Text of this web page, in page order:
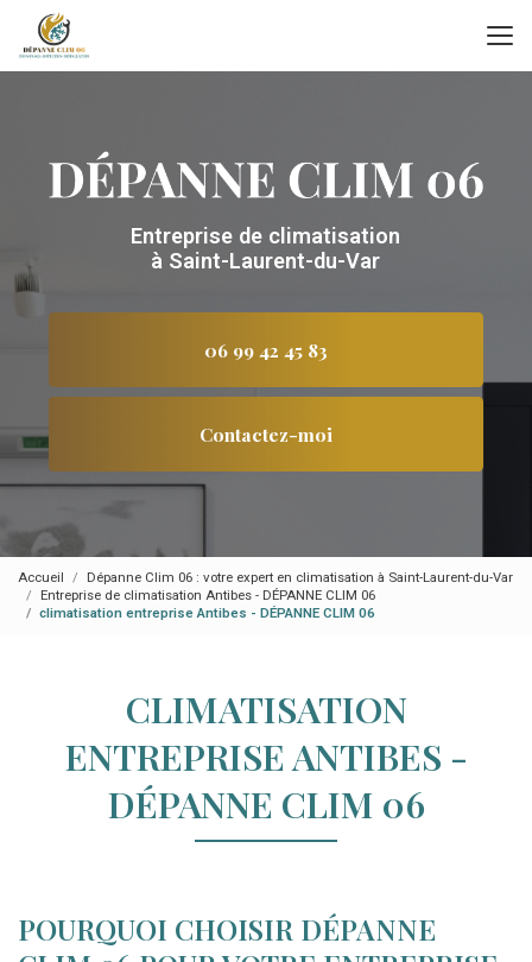
contenu
Entreprise de climatisation
à Saint-Laurent-du-Var
06 99 42 45 83
Contactez-moi
Accueil
Dépanne Clim 06 : votre expert en climatisation à Saint-Laurent-du-Var
Entreprise de climatisation Antibes - DÉPANNE CLIM 06
climatisation entreprise Antibes - DÉPANNE CLIM 06
CLIMATISATION
ENTREPRISE ANTIBES -
DÉPANNE CLIM 06
POURQUOI CHOISIR DÉPANNE